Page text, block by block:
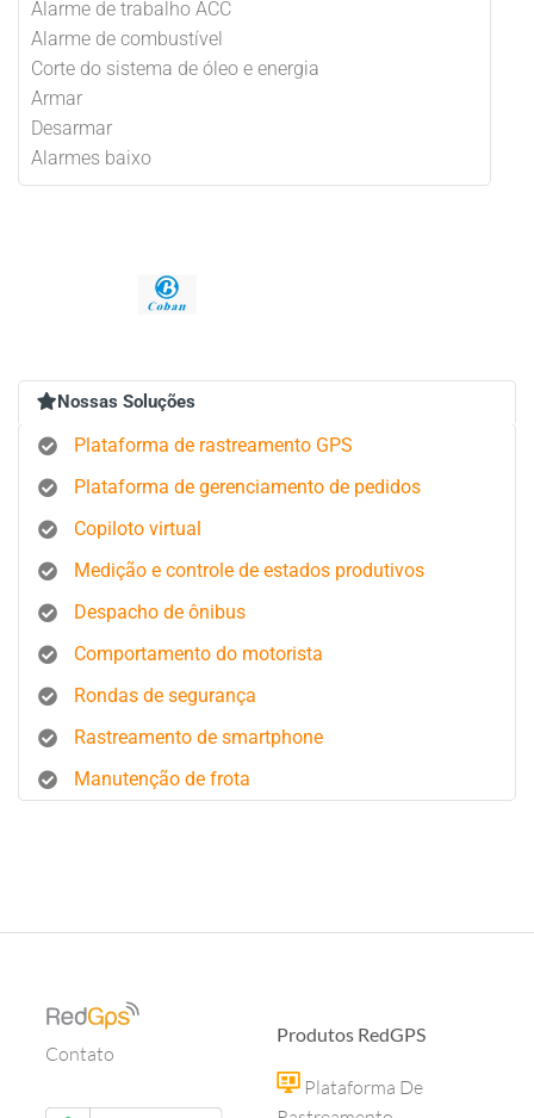
Alarme de trabalho ACC
Alarme de combustível
Corte do sistema de óleo e energia
Armar
Desarmar
Alarmes baixo
Nossas Soluções
Plataforma de rastreamento GPS
Plataforma de gerenciamento de pedidos
Copiloto virtual
Medição e controle de estados produtivos
Despacho de ônibus
Comportamento do motorista
Rondas de segurança
Rastreamento de smartphone
Manutenção de frota
Contato
Produtos RedGPS
Plataforma De